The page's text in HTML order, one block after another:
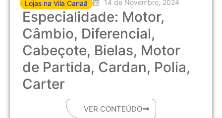
Lojas na Vila Canaã 14 de Novembro, 2024
Especialidade: Motor,
Câmbio, Diferencial,
Cabeçote, Bielas, Motor
de Partida, Cardan, Polia,
Carter
VER CONTEÚDO